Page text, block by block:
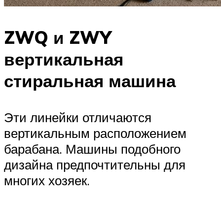
ZWQ и ZWY
вертикальная
стиральная машина
Эти линейки отличаются
вертикальным расположением
барабана. Машины подобного
дизайна предпочтительны для
многих хозяек.